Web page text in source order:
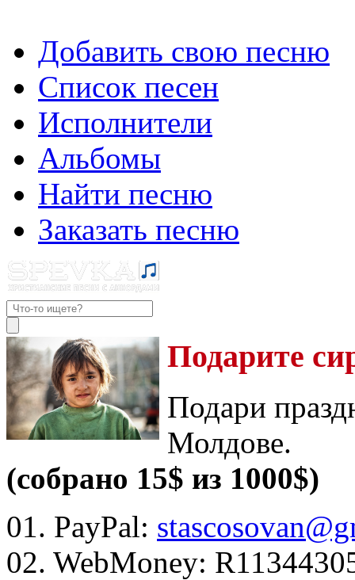
Добавить свою песню
Список песен
Исполнители
Альбомы
Найти песню
Заказать песню
Подарите
Подари
Молдове.
(собрано 15$ из 1000$)
01. PayPal:
02. WebMoney: